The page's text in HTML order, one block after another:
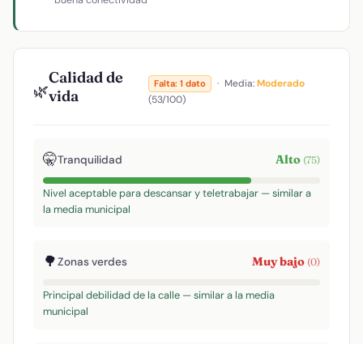
🌿
Calidad de
vida
Falta: 1 dato · Media:Moderado
(53/100)
🤫Tranquilidad Alto (75)
Nivel aceptable para descansar y teletrabajar — similar a
la media municipal
🌳Zonas verdes Muy bajo (0)
Principal debilidad de la calle — similar a la media
municipal